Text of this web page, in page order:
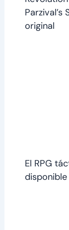
original
El RPG